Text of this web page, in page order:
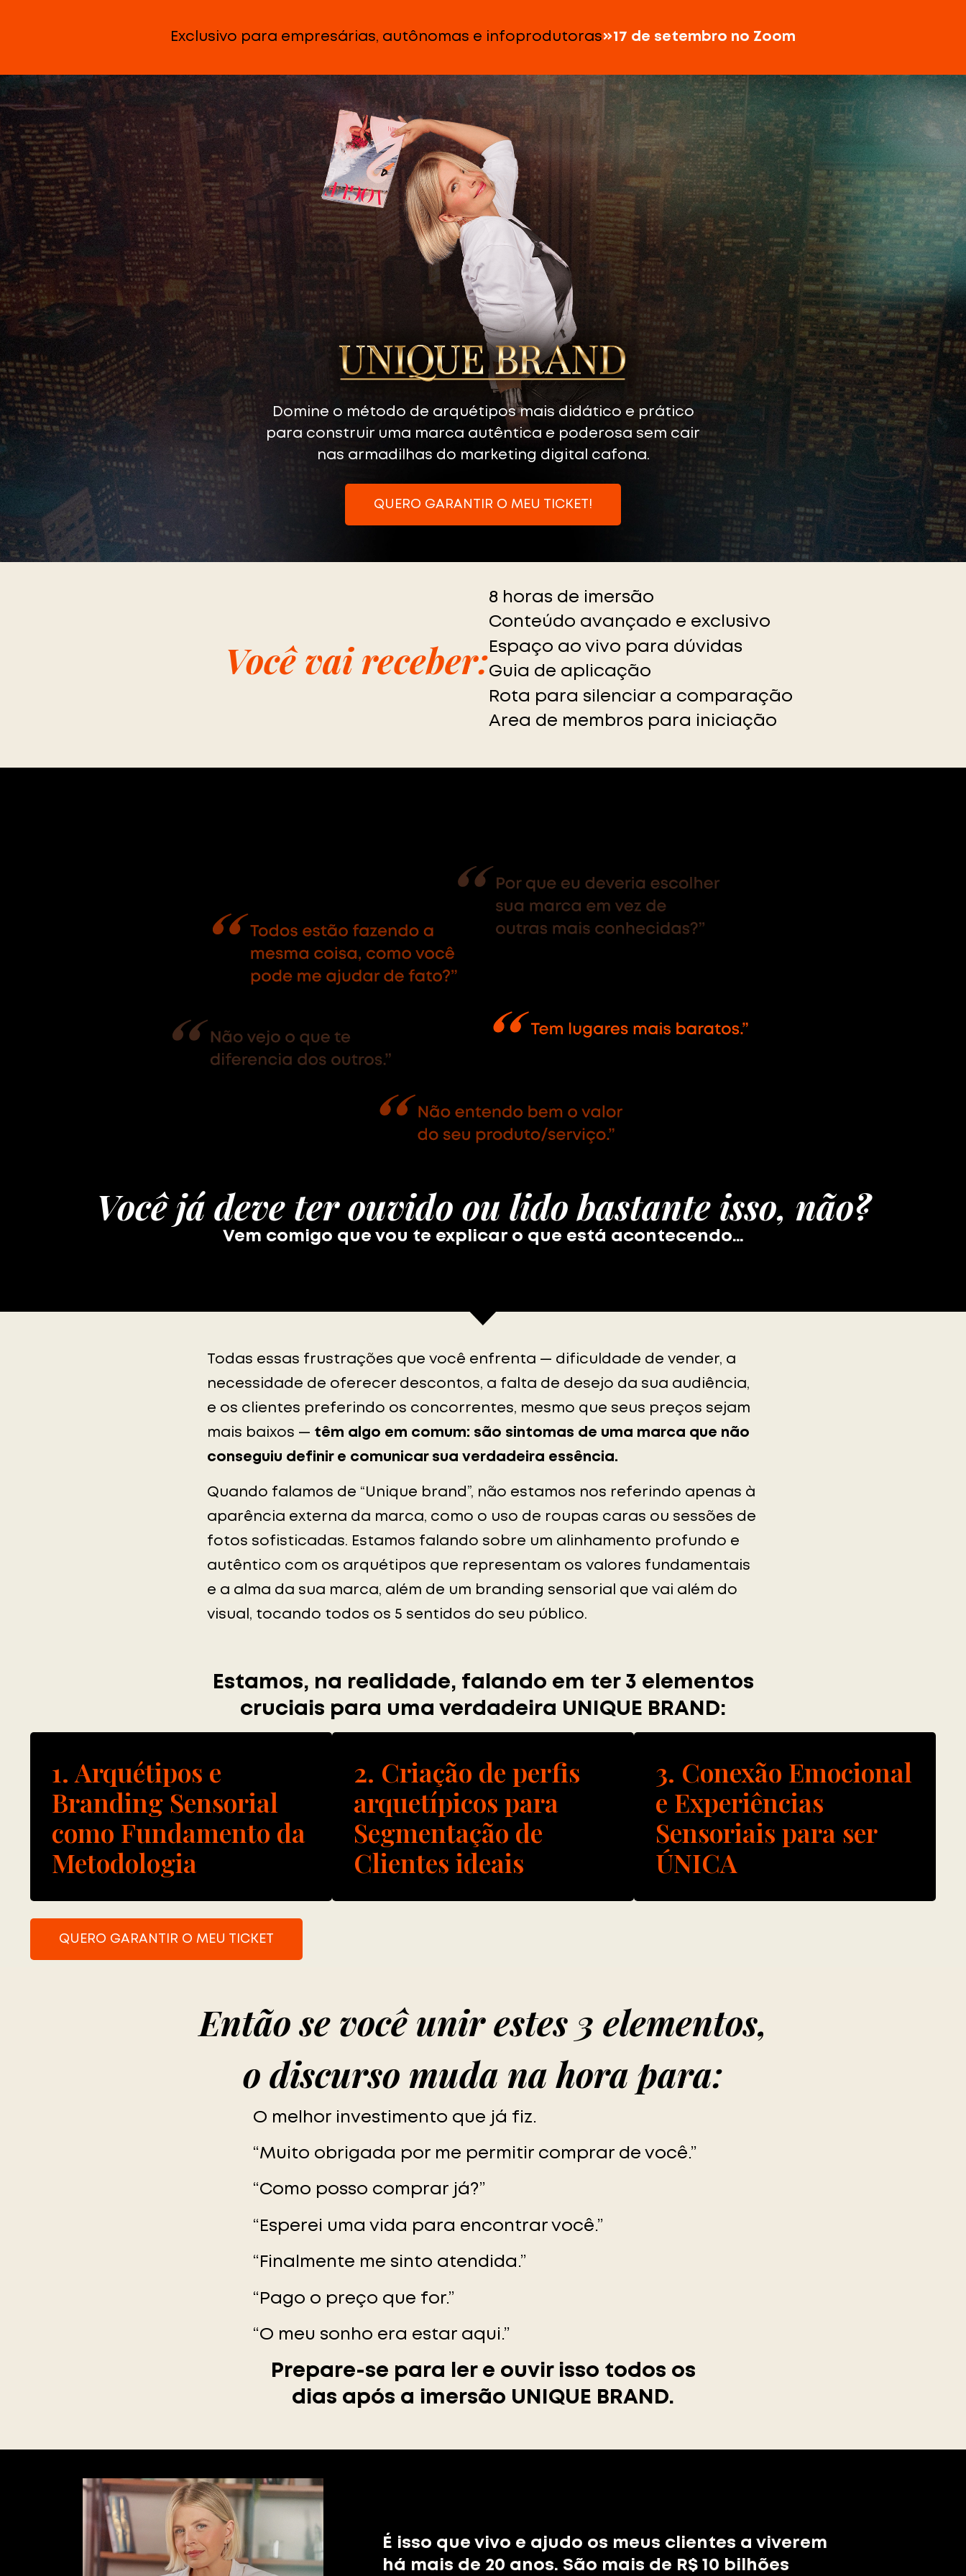
Exclusivo para empresárias, autônomas e infoprodutoras 17 de setembro no Zoom
Domine o método de arquétipos mais didático e prático
para construir uma marca autêntica e poderosa sem cair
nas armadilhas do marketing digital cafona.
QUERO GARANTIR O MEU TICKET!
Você vai receber:
8 horas de imersão
Conteúdo avançado e exclusivo
Espaço ao vivo para dúvidas
Guia de aplicação
Rota para silenciar a comparação
Area de membros para iniciação
Você já deve ter ouvido ou lido bastante isso, não?
Vem comigo que vou te explicar o que está acontecendo…
Todas essas frustrações que você enfrenta — dificuldade de vender, a
necessidade de oferecer descontos, a falta de desejo da sua audiência,
e os clientes preferindo os concorrentes, mesmo que seus preços sejam
mais baixos — têm algo em comum: são sintomas de uma marca que não
conseguiu definir e comunicar sua verdadeira essência.
Quando falamos de “Unique brand”, não estamos nos referindo apenas à
aparência externa da marca, como o uso de roupas caras ou sessões de
fotos sofisticadas. Estamos falando sobre um alinhamento profundo e
autêntico com os arquétipos que representam os valores fundamentais
e a alma da sua marca, além de um branding sensorial que vai além do
visual, tocando todos os 5 sentidos do seu público.
Estamos, na realidade, falando em ter 3 elementos
cruciais para uma verdadeira UNIQUE BRAND:
1. Arquétipos e
Branding Sensorial
como Fundamento da
Metodologia
2. Criação de perfis
arquetípicos para
Segmentação de
Clientes ideais
3. Conexão Emocional
e Experiências
Sensoriais para ser
ÚNICA
QUERO GARANTIR O MEU TICKET
Então se você unir estes 3 elementos,
o discurso muda na hora para:
O melhor investimento que já fiz.
“Muito obrigada por me permitir comprar de você.”
“Como posso comprar já?”
“Esperei uma vida para encontrar você.”
“Finalmente me sinto atendida.”
“Pago o preço que for.”
“O meu sonho era estar aqui.”
Prepare-se para ler e ouvir isso todos os
dias após a imersão UNIQUE BRAND.
É isso que vivo e ajudo os meus clientes a viverem
há mais de 20 anos. São mais de R$ 10 bilhões